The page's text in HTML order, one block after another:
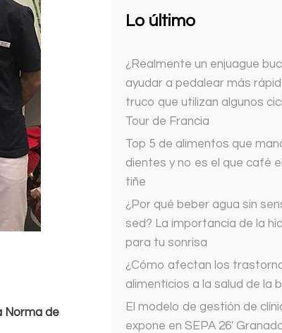
Norma de
Lo último
¿Realmente un enjuague
ayudar a pedalear más
truco que utilizan algunos
Tour de Francia
Top 5 de alimentos que
dientes y no es el que café
tiñe
¿Por qué beber agua sin
sed? La importancia de la
para tu sonrisa
¿Cómo afectan los
alimenticios a la salud de la
El modelo de gestión de
expone en SEPA 26′